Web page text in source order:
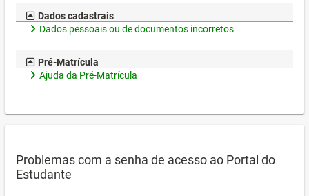
Dados cadastrais
Dados pessoais ou de documentos incorretos
Pré-Matrícula
Ajuda da Pré-Matrícula
Problemas com a senha de acesso ao Portal do
Estudante